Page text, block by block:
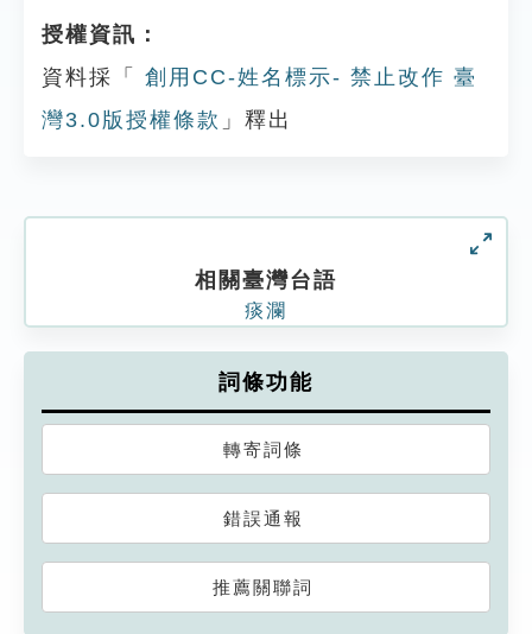
授權資訊：
資料採「
創用CC-姓名標示- 禁止改作 臺
灣3.0版授權條款 」釋出
相關臺灣台語
痰瀾
詞條功能
轉寄詞條
錯誤通報
推薦關聯詞